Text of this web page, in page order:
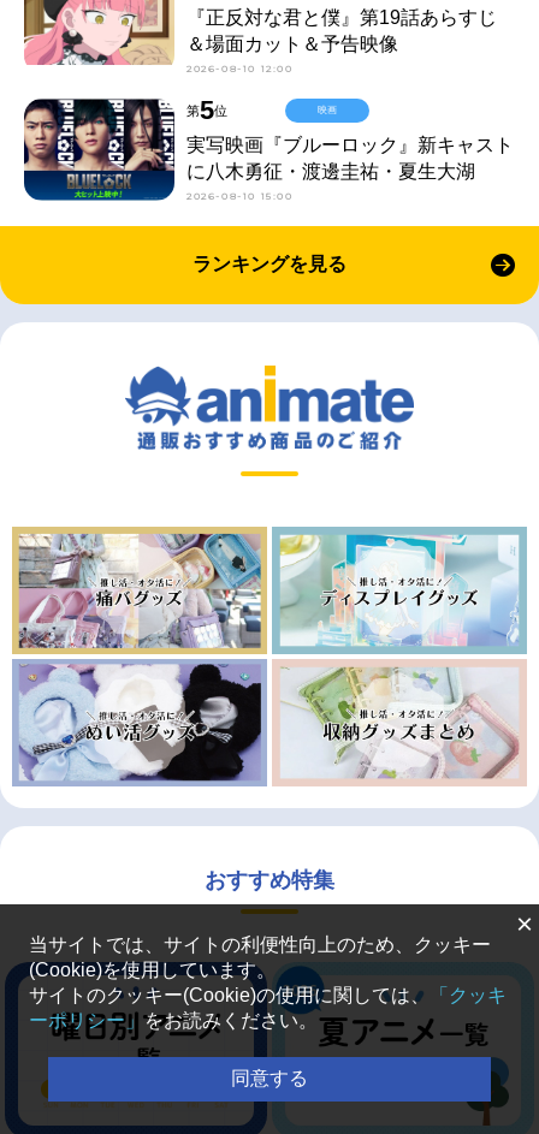
『正反対な君と僕』第19話あらすじ
＆場面カット＆予告映像
2026-08-10 12:00
第5位
実写映画『ブルーロック』新キャスト
に八木勇征・渡邊圭祐・夏生大湖
2026-08-10 15:00
映画
ランキングを見る
おすすめ特集
×
当サイトでは、サイトの利便性向上のため、クッキー
(Cookie)を使用しています。
サイトのクッキー(Cookie)の使用に関しては、
「クッキ
ーポリシー」をお読みください。
同意する